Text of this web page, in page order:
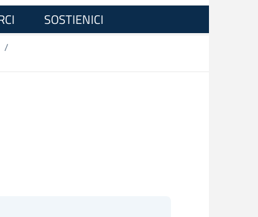
SOSTIENICI
/